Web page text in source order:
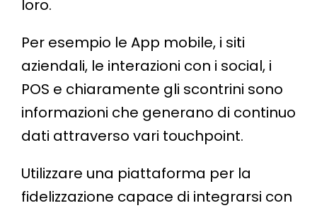
loro.
Per esempio le App mobile, i siti
aziendali, le interazioni con i social, i
POS e chiaramente gli scontrini sono
informazioni che generano di continuo
dati attraverso vari touchpoint.
Utilizzare una piattaforma per la
fidelizzazione capace di integrarsi con